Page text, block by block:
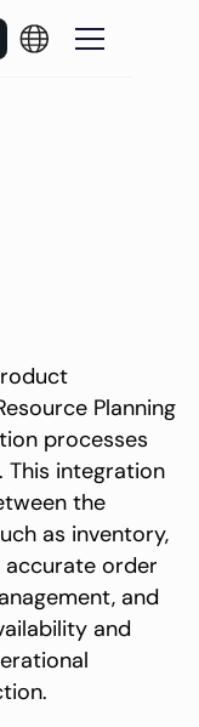
Planning
processes
This integration
the
as inventory,
accurate order
and
and